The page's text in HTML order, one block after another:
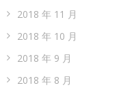
2018 年 11 月
2018 年 10 月
2018 年 9 月
2018 年 8 月